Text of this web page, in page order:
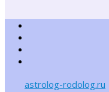
astrolog-rodolog.ru